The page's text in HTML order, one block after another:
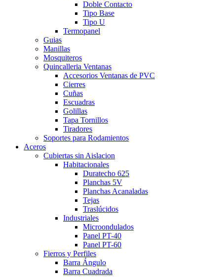
Doble Contacto
Tipo Base
Tipo U
Termopanel
Guias
Manillas
Mosquiteros
Quincalleria Ventanas
Accesorios Ventanas de PVC
Cierres
Cuñas
Escuadras
Golillas
Tapa Tornillos
Tiradores
Soportes para Rodamientos
Aceros
Cubiertas sin Aislacion
Habitacionales
Duratecho 625
Planchas 5V
Planchas Acanaladas
Tejas
Traslúcidos
Industriales
Microondulados
Panel PT-40
Panel PT-60
Fierros y Perfiles
Barra Ángulo
Barra Cuadrada